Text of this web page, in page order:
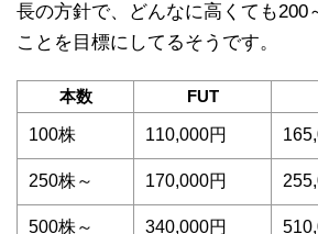
長の方針で、どんなに高くても200
ことを目標にしてるそうです。
本数 FUT
100株 110,000円
250株～ 170,000円
500株～ 340,000円